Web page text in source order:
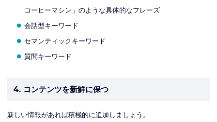
コーヒーマシン」のような具体的なフレーズ
会話型キーワード
セマンティックキーワード
質問キーワード
4. コンテンツを新鮮に保つ
新しい情報があれば積極的に追加しましょう。